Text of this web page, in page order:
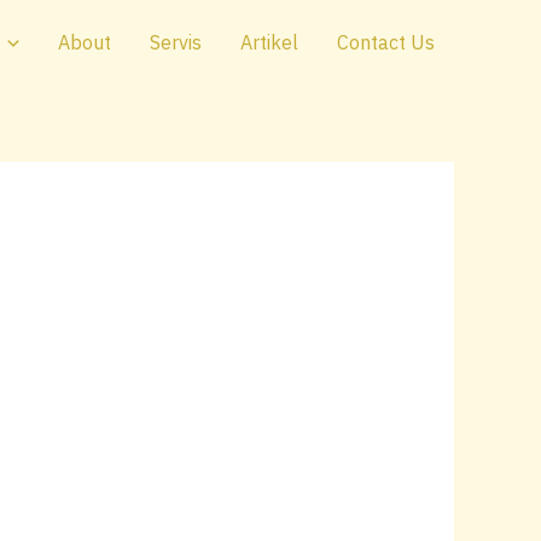
About Servis Artikel Contact Us